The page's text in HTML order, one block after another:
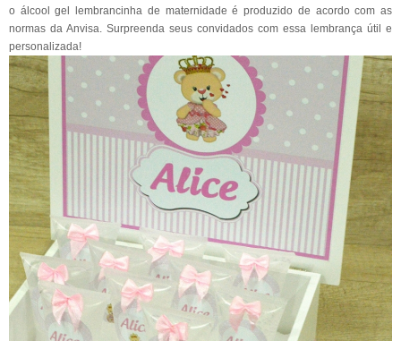
o álcool gel lembrancinha de maternidade é produzido de acordo com as
normas da Anvisa. Surpreenda seus convidados com essa lembrança útil e
personalizada!